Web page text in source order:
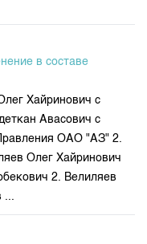
в составе
Хайринович с
Авасович с
ОАО "АЗ" 2.
Олег Хайринович
2. Велиляев
...